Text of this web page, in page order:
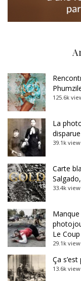
125.6k
La
disparue
39.1k
Carte
33.4k
Le
29.1k
Ça
13.6k